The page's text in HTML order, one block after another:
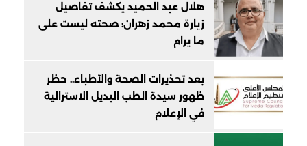
هلال عبد الحميد يكشف تفاصيل
زيارة محمد زهران: صحته ليست على
ما يرام
بعد تحذيرات الصحة والأطباء.. حظر
ظهور سيدة الطب البديل الاسترالية
في الإعلام